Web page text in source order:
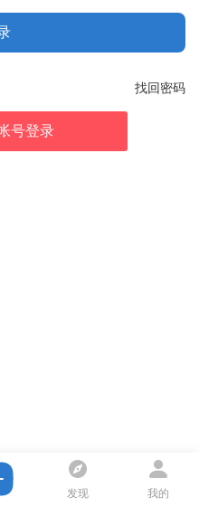
找回密码
号登录
发现 我的